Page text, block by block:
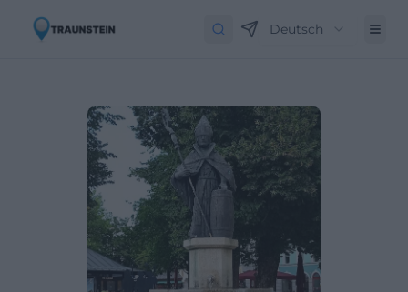
Deutsch